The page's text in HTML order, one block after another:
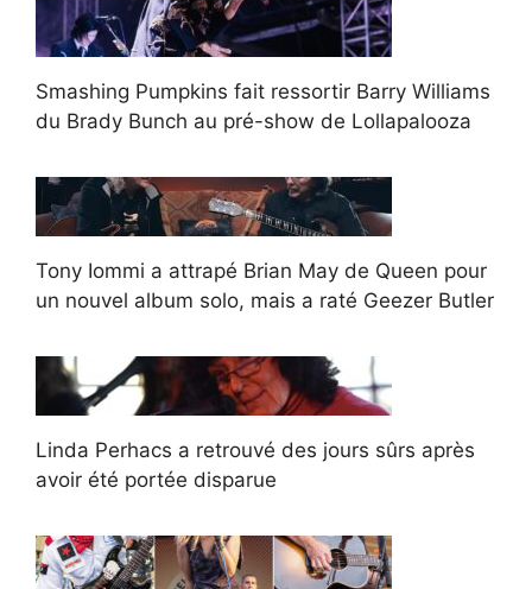
Smashing Pumpkins fait ressortir Barry Williams
du Brady Bunch au pré-show de Lollapalooza
Tony Iommi a attrapé Brian May de Queen pour
un nouvel album solo, mais a raté Geezer Butler
Linda Perhacs a retrouvé des jours sûrs après
avoir été portée disparue